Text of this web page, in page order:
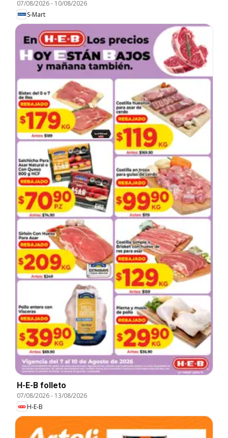
07/08/2026- 10/08/2026
S-Mart
H-E-B folleto
07/08/2026- 13/08/2026
H-E-B